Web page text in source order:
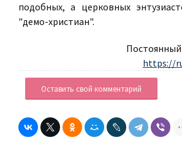
подобных, а церковных
"демо-христиан".
https://
Оставить свой комментарий